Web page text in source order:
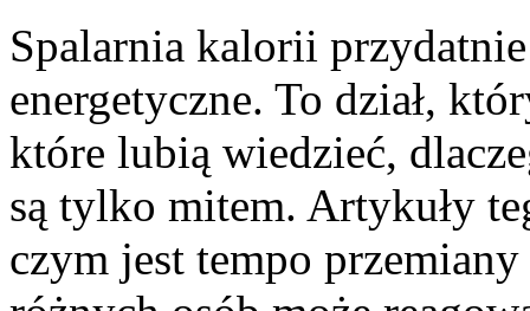
Spalarnia kalorii
energetyczne. To dział,
które lubią wiedzieć,
są tylko mitem. Artykuły
czym jest tempo